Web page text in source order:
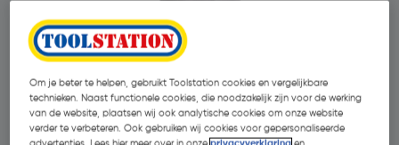
Om je beter te helpen, gebruikt Toolstation cookies en vergelijkbare
technieken. Naast functionele cookies, die noodzakelijk zijn voor de werking
van de website, plaatsen wij ook analytische cookies om onze website
verder te verbeteren. Ook gebruiken wij cookies voor gepersonaliseerde